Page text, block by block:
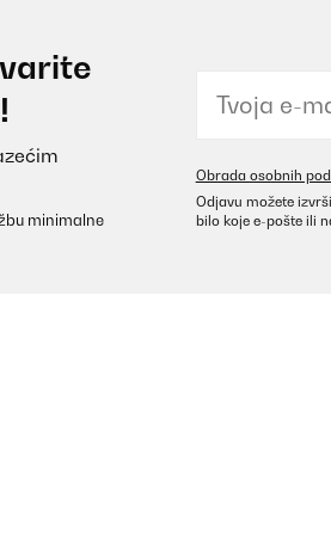
minimalne
Obrada osobnih
Odjavu možete
bilo koje e-pošte ili